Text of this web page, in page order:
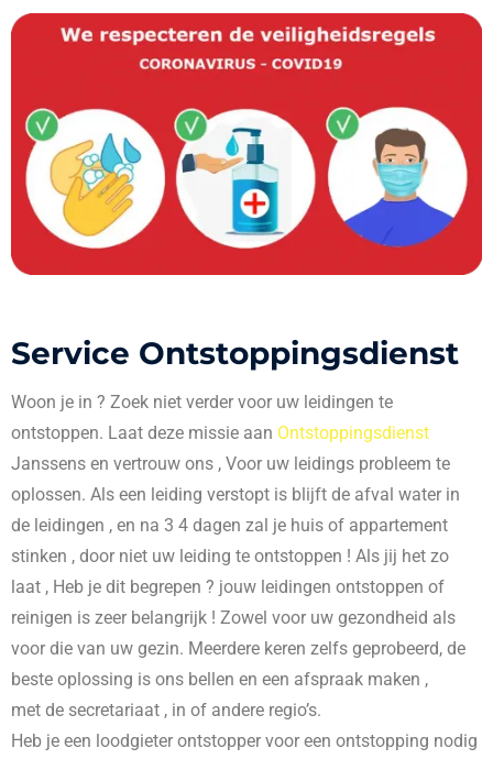
Service Ontstoppingsdienst
Woon je in ? Zoek niet verder voor uw leidingen te
ontstoppen. Laat deze missie aan Ontstoppingsdienst
Janssens en vertrouw ons , Voor uw leidings probleem te
oplossen. Als een leiding verstopt is blijft de afval water in
de leidingen , en na 3 4 dagen zal je huis of appartement
stinken , door niet uw leiding te ontstoppen ! Als jij het zo
laat , Heb je dit begrepen ? jouw leidingen ontstoppen of
reinigen is zeer belangrijk ! Zowel voor uw gezondheid als
voor die van uw gezin. Meerdere keren zelfs geprobeerd, de
beste oplossing is ons bellen en een afspraak maken ,
met de secretariaat , in of andere regio’s.
Heb je een loodgieter ontstopper voor een ontstopping nodig